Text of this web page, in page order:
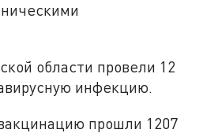
области провели 12
инфекцию.
прошли 1207